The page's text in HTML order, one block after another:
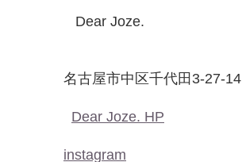
Dear Joze.
名古屋市中区千代田3-27-14
Dear Joze. HP
instagram